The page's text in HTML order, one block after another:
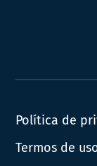
Política de
Termos de